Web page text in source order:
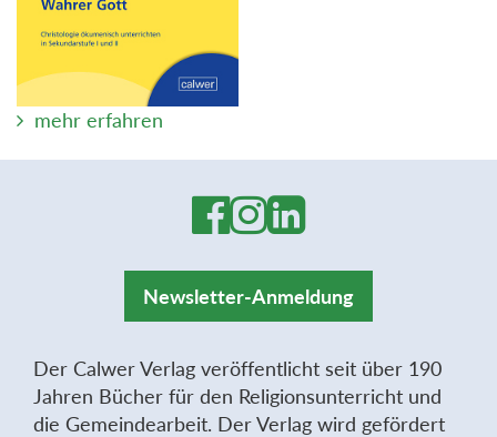
mehr erfahren
Newsletter-Anmeldung
Der Calwer Verlag veröffentlicht seit über 190
Jahren Bücher für den Religionsunterricht und
die Gemeindearbeit. Der Verlag wird gefördert